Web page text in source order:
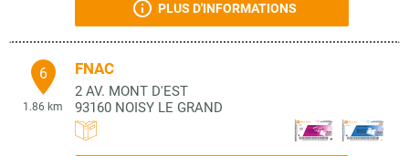
PLUS D'INFORMATIONS
6
1.86 km
FNAC
2 AV. MONT D'EST
93160 NOISY LE GRAND